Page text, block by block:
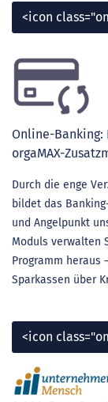
<icon
Online-Banking:
orgaMAX-
Durch die enge
bildet das
und Angelpunkt
Moduls verwalten
Programm heraus
Sparkassen über
<icon